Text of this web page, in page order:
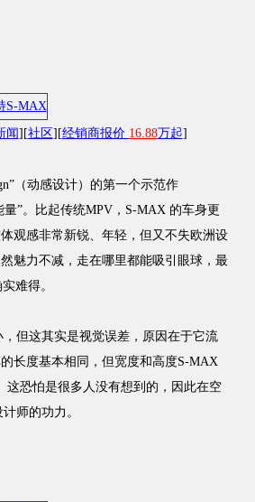
闻][社区][经销商报价 16.88万起]
（动感设计）的第一个示范作
量”。比起传统MPV，S-MAX 的车身更
观感非常新锐、年轻，但又不失欧洲设
魅力不减，走在哪里都能吸引眼球，最
难得。
但这其实是视觉误差，原因在于它流
长度基本相同，但宽度和高度S-MAX
这恐怕是很多人没有想到的，因此在空
师的功力。